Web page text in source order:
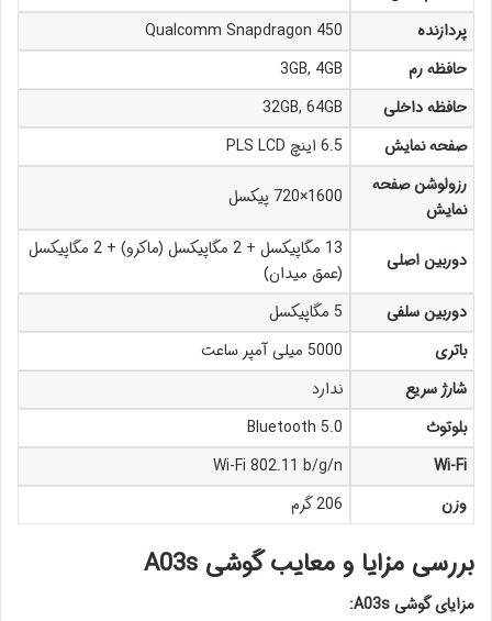
پردازنده
Qualcomm Snapdragon 450
حافظه رم
3GB, 4GB
حافظه داخلی
32GB, 64GB
صفحه نمایش
6.5 اینچ PLS LCD
رزولوشن صفحه
نمایش
1600×720 پیکسل
دوربین اصلی
13 مگاپیکسل + 2 مگاپیکسل (ماکرو) + 2 مگاپیکسل
(عمق میدان)
دوربین سلفی
5 مگاپیکسل
باتری
5000 میلی آمپر ساعت
شارژ سریع
ندارد
بلوتوث
Bluetooth 5.0
Wi-Fi
Wi-Fi 802.11 b/g/n
وزن
206 گرم
بررسی مزایا و معایب گوشی A03s
مزایای گوشی A03s: